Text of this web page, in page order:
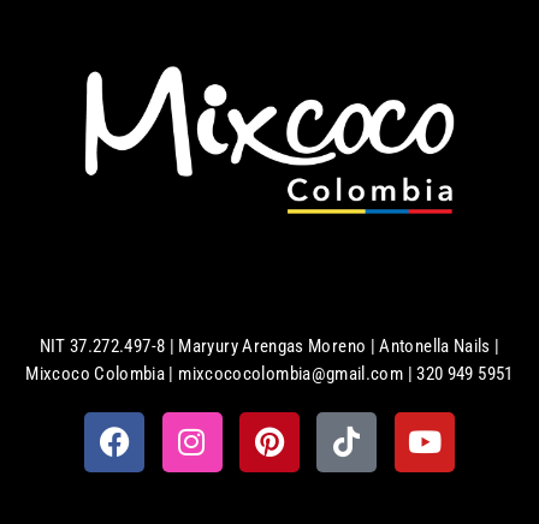
NIT 37.272.497-8 | Maryury Arengas Moreno | Antonella Nails |
Mixcoco Colombia | mixcococolombia@gmail.com | 320 949 5951